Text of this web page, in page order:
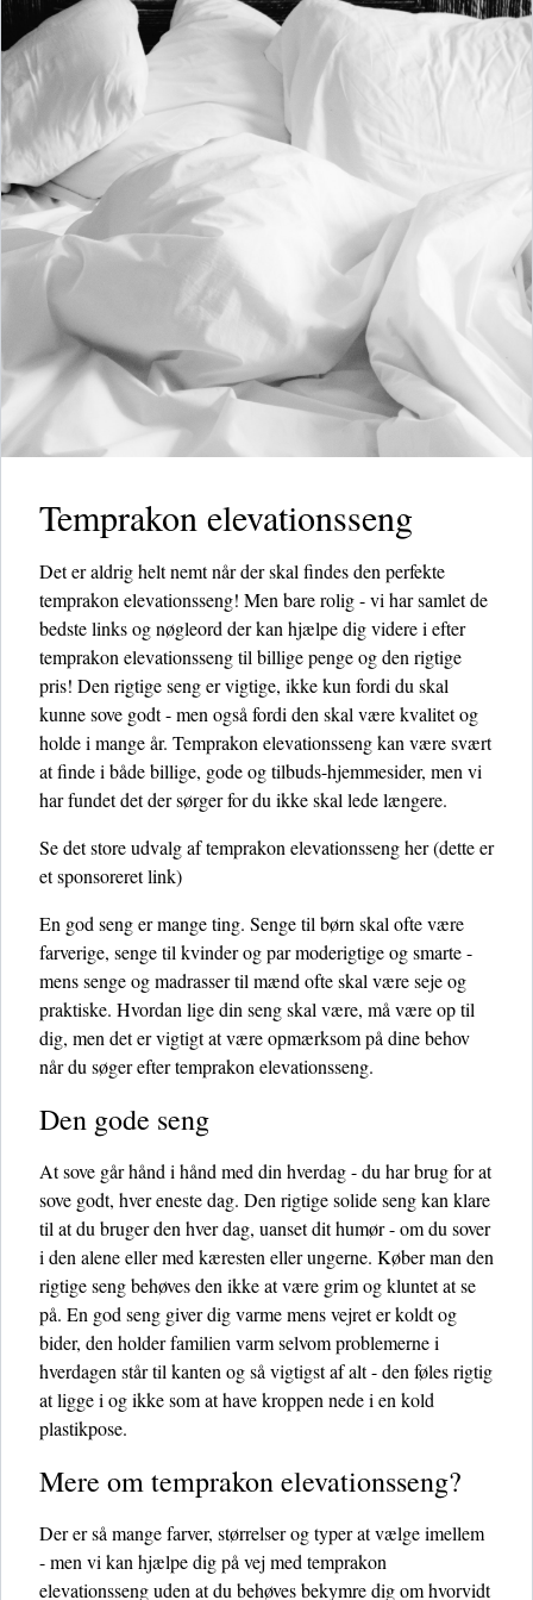
Temprakon elevationsseng
Det er aldrig helt nemt når der skal findes den perfekte
temprakon elevationsseng! Men bare rolig - vi har samlet de
bedste links og nøgleord der kan hjælpe dig videre i efter
temprakon elevationsseng til billige penge og den rigtige
pris! Den rigtige seng er vigtige, ikke kun fordi du skal
kunne sove godt - men også fordi den skal være kvalitet og
holde i mange år. Temprakon elevationsseng kan være svært
at finde i både billige, gode og tilbuds-hjemmesider, men vi
har fundet det der sørger for du ikke skal lede længere.
Se det store udvalg af temprakon elevationsseng her(dette er
et sponsoreret link)
En god seng er mange ting. Senge til børn skal ofte være
farverige, senge til kvinder og par moderigtige og smarte -
mens senge og madrasser til mænd ofte skal være seje og
praktiske. Hvordan lige din seng skal være, må være op til
dig, men det er vigtigt at være opmærksom på dine behov
når du søger efter temprakon elevationsseng.
Den gode seng
At sove går hånd i hånd med din hverdag - du har brug for at
sove godt, hver eneste dag. Den rigtige solide seng kan klare
til at du bruger den hver dag, uanset dit humør - om du sover
i den alene eller med kæresten eller ungerne. Køber man den
rigtige seng behøves den ikke at være grim og kluntet at se
på. En god seng giver dig varme mens vejret er koldt og
bider, den holder familien varm selvom problemerne i
hverdagen står til kanten og så vigtigst af alt - den føles rigtig
at ligge i og ikke som at have kroppen nede i en kold
plastikpose.
Mere om temprakon elevationsseng?
Der er så mange farver, størrelser og typer at vælge imellem
- men vi kan hjælpe dig på vej med temprakon
elevationsseng uden at du behøves bekymre dig om hvorvidt